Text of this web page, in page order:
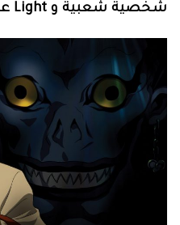
شخصية شعبية و Light على المركز 5 في موقع Mal